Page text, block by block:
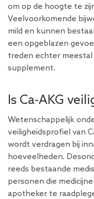
om op de hoogte te
Veelvoorkomende
mild en kunnen
een opgeblazen
treden echter meestal
supplement.
Is Ca-AKG
Wetenschappelijk
veiligheidsprofiel van
wordt verdragen bij
hoeveelheden.
reeds bestaande
personen die
apotheker te